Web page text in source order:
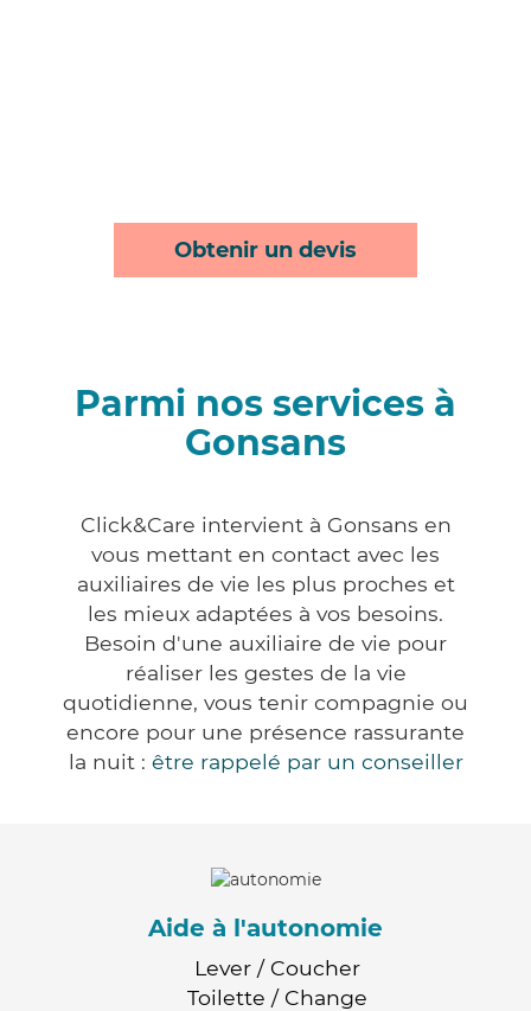
Obtenir un devis
Parmi nos services à
Gonsans
Click&Care intervient à Gonsans en
vous mettant en contact avec les
auxiliaires de vie les plus proches et
les mieux adaptées à vos besoins.
Besoin d'une auxiliaire de vie pour
réaliser les gestes de la vie
quotidienne, vous tenir compagnie ou
encore pour une présence rassurante
la nuit : être rappelé par un conseiller
Aide à l'autonomie
Lever / Coucher
Toilette / Change